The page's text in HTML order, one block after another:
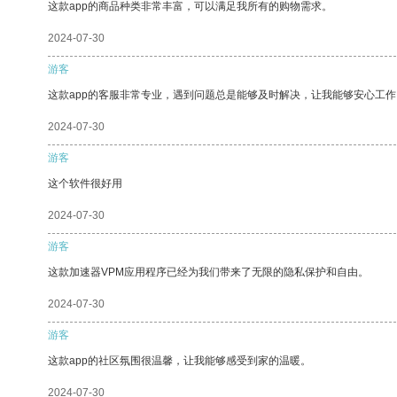
这款app的商品种类非常丰富，可以满足我所有的购物需求。
2024-07-30
游客
这款app的客服非常专业，遇到问题总是能够及时解决，让我能够安心工
2024-07-30
游客
这个软件很好用
2024-07-30
游客
这款加速器VPM应用程序已经为我们带来了无限的隐私保护和自由。
2024-07-30
游客
这款app的社区氛围很温馨，让我能够感受到家的温暖。
2024-07-30